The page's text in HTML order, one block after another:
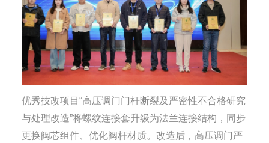
优秀技改项目“高压调门门杆断裂及严密性不合格研究
与处理改造”将螺纹连接套升级为法兰连接结构，同步
更换阀芯组件、优化阀杆材质。改造后，高压调门严